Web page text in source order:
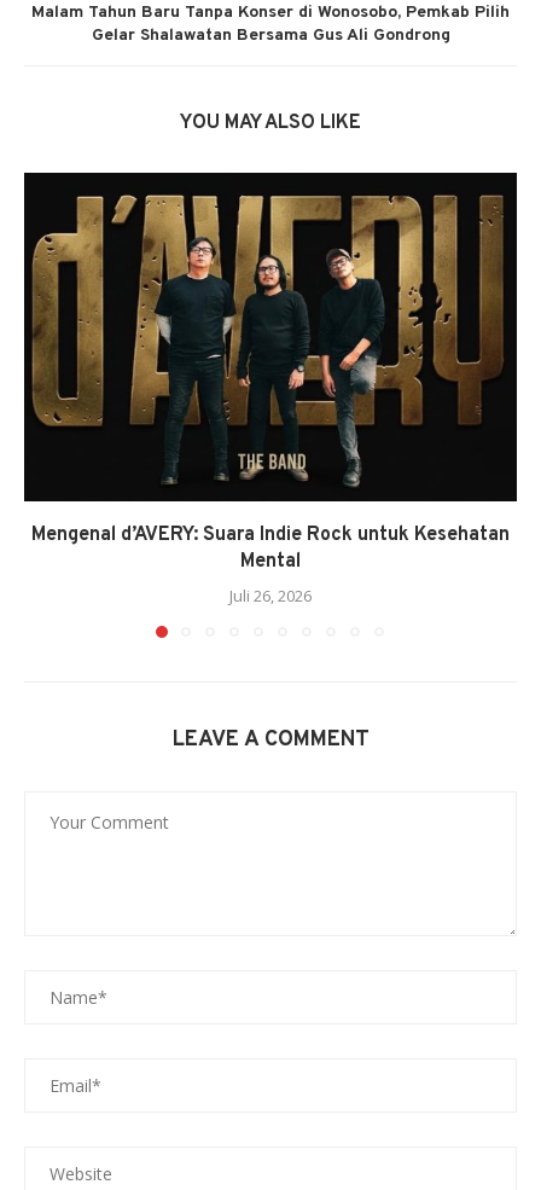
Malam Tahun Baru Tanpa Konser di Wonosobo, Pemkab Pilih
Gelar Shalawatan Bersama Gus Ali Gondrong
YOU MAY ALSO LIKE
Mengenal d’AVERY: Suara Indie Rock untuk Kesehatan
Mental
Juli 26, 2026
LEAVE A COMMENT